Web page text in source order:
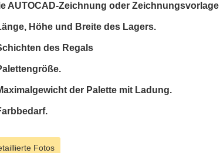
AUTOCAD-Zeichnung oder
Höhe und Breite des Lagers.
des Regals
der Palette mit Ladung.
Fotos